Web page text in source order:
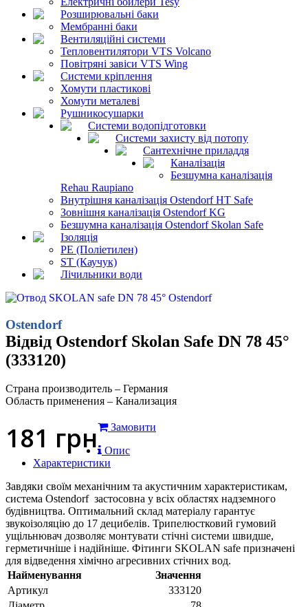
Розширювальні баки
Мембранні баки
Вентиляційні системи
Тепловентилятори VTS Volcano
Повітряні завіси VTS Wing
Системи кріплення
Хомути пластикові
Хомути металеві
Рушникосушарки
Системи водопідготовки
Системи захисту від потопу
Сантехнічне приладдя
Каналізація
Безшумна каналізація
Rehau Raupiano
Внутрішня каналізація Ostendorf HT Safe
Зовнішня каналізація Ostendorf KG
Безшумна каналізація Ostendorf Skolan Safe
Ізоляція
PE (Поліетилен)
ST (Каучук)
Лічильники води
Ostendorf
Відвід Ostendorf Skolan Safe DN 78 45°
(333120)
Страна производитель – Германия
Область применения – Канализация
181 грн
Замовити
Опис
Характеристики
Завдяки своїм механічним та акустичним характеристикам,
система Ostendorf застосовна у всіх областях надземного
будівництва. Оптимальний склад матеріалу гарантує
звукоізоляцію до 17 децибелів. Трипелюстковий гумовий
ущільнювач дозволяє монтувати стічні системи швидше,
герметичніше і надійніше. Фітинги SKOLAN safe призначені
для відведення хімічно агресивних стічних вод.
Найменування
Значення
Артикул
333120